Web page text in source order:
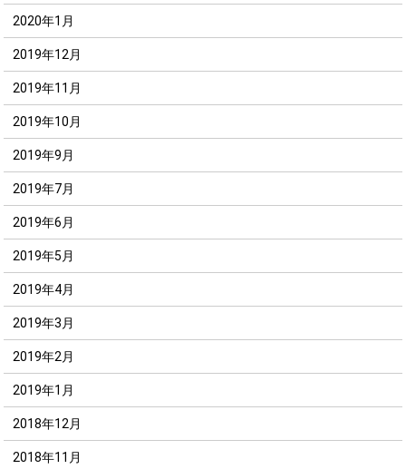
2020年1月
2019年12月
2019年11月
2019年10月
2019年9月
2019年7月
2019年6月
2019年5月
2019年4月
2019年3月
2019年2月
2019年1月
2018年12月
2018年11月